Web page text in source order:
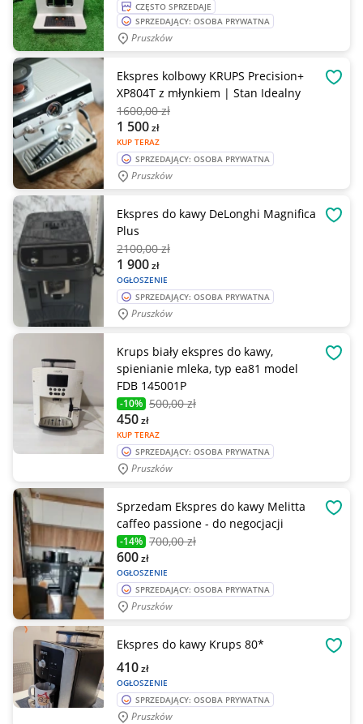
CZĘSTO SPRZEDAJE
SPRZEDAJĄCY: OSOBA PRYWATNA
Pruszków
Ekspres kolbowy KRUPS Precision+
XP804T z młynkiem | Stan Idealny
1600,00 zł
KUP TERAZ
1 500zł
SPRZEDAJĄCY: OSOBA PRYWATNA
Pruszków
Ekspres do kawy DeLonghi Magnifica
Plus
2100,00 zł
OGŁOSZENIE
1 900zł
SPRZEDAJĄCY: OSOBA PRYWATNA
Pruszków
Krups biały ekspres do kawy,
spienianie mleka, typ ea81 model
FDB 145001P
-10% 500,00 zł
KUP TERAZ
450zł
SPRZEDAJĄCY: OSOBA PRYWATNA
Pruszków
Sprzedam Ekspres do kawy Melitta
caffeo passione - do negocjacji
-14% 700,00 zł
OGŁOSZENIE
600zł
SPRZEDAJĄCY: OSOBA PRYWATNA
Pruszków
Ekspres do kawy Krups 80*
OGŁOSZENIE
410zł
SPRZEDAJĄCY: OSOBA PRYWATNA
Pruszków